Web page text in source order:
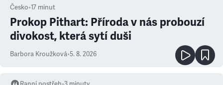
Česko•17 minut
Prokop Pithart: Příroda v nás probouzí
divokost, která sytí duši
Barbora Kroužková•5. 8. 2026